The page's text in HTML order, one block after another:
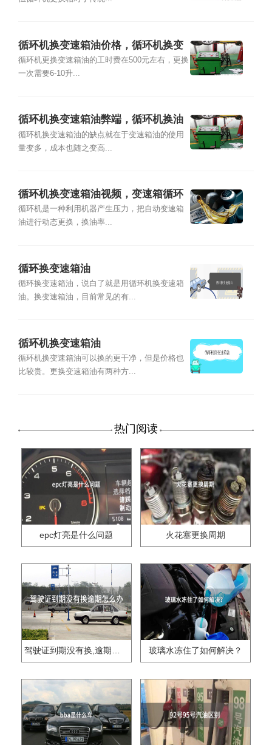
循环机换变速箱油价格，循环机换变
速箱油流程
循环机更换变速箱油的工时费在500元左右，更换
一次需要6-10升...
循环机换变速箱油弊端，循环机换油
损害变速箱吗？
循环机换变速箱油的缺点就在于变速箱油的使用
量变多，成本也随之变高...
循环机换变速箱油视频，变速箱循环
机使用方法
循环机是一种利用机器产生压力，把自动变速箱
油进行动态更换，换油率...
循环换变速箱油
循环换变速箱油，说白了就是用循环机换变速箱
油。换变速箱油，目前常见的有...
循环机换变速箱油
循环机换变速箱油可以换的更干净，但是价格也
比较贵。更换变速箱油有两种方...
热门阅读
epc灯亮是什么问题 火花塞更换周期
驾驶证到期没有换,逾期怎么办?? 玻璃水冻住了如何解决？